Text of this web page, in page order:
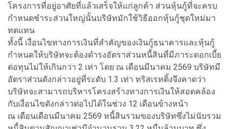
โครงการที่อยู่อาศัยที่แล้วเสร็จให้แก่ลูกค้า ส่วนหุ้นกู้ที่จะครบ
กำหนดชำระส่วนใหญ่นั้นบริษัทมักใช้วิธีออกหุ้นกู้ชุดใหม่มา
ทดแทน
ทั้งนี้ เงื่อนไขทางการเงินที่สำคัญของเงินกู้ธนาคารและหุ้นกู้
กำหนดให้บริษัทจะต้องดำรงอัตราส่วนหนี้สินที่มีภาระดอกเบี้ย
ต่อทุนไม่ให้เกินกว่า 2 เท่า โดย ณ เดือนมีนาคม 2569 บริษัทมี
อัตราส่วนดังกล่าวอยู่ที่ระดับ 1.3 เท่า ทริสเรทติ้งจึงคาดว่า
บริษัทจะสามารถบริหารโครงสร้างทางการเงินให้สอดคล้อง
กับเงื่อนไขดังกล่าวต่อไปได้ในช่วง 12 เดือนข้างหน้า
ณ เดือนเดือนมีนาคม 2569 หนี้สินรวมของบริษัทซึ่งไม่นับรวม